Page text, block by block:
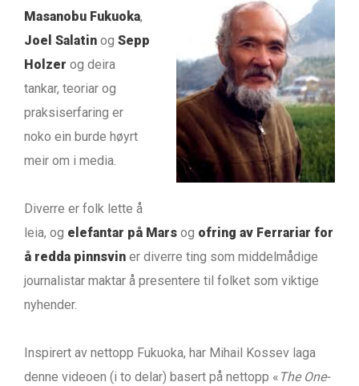
Masanobu Fukuoka,
Joel Salatin og Sepp
Holzer og deira
tankar, teoriar og
praksiserfaring er
noko ein burde høyrt
meir om i media.
Diverre er folk lette å
leia, og elefantar på Mars og ofring av Ferrariar for
å redda pinnsvin er diverre ting som middelmådige
journalistar maktar å presentere til folket som viktige
nyhender.
Inspirert av nettopp Fukuoka, har Mihail Kossev laga
denne videoen (i to delar) basert på nettopp « The One-